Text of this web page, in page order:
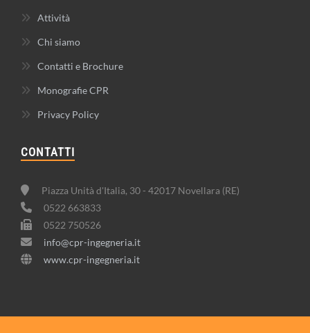
Attività
Chi siamo
Contatti e Brochure
Monografie CPR
Privacy Policy
CONTATTI
Piazza Unità d'Italia, 30 - 42017 Novellara (RE)
0522 663833
0522 750526
info@cpr-ingegneria.it
www.cpr-ingegneria.it